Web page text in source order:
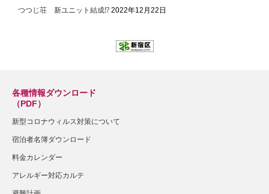
つつじ荘 新ユニット結成⁉ 2022年12月22日
各種情報ダウンロード
（PDF）
新型コロナウィルス対策について
宿泊者名簿ダウンロード
料金カレンダー
アレルギー対応カルテ